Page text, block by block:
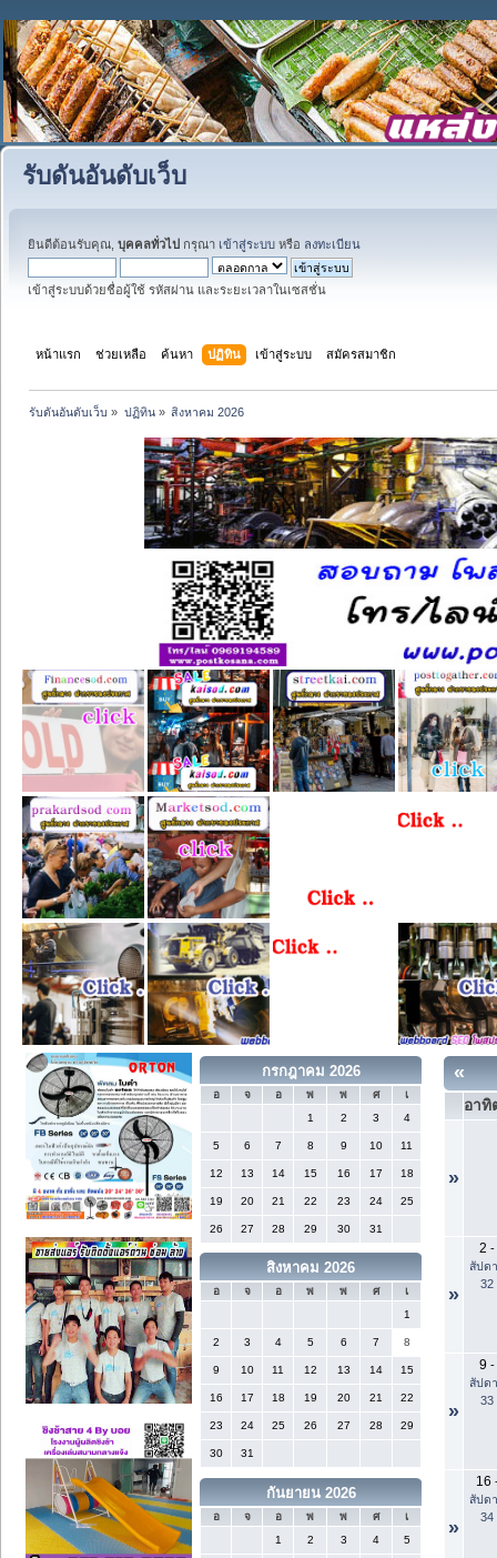
รับดันอันดับเว็บ
ยินดีต้อนรับคุณ, บุคคลทั่วไป กรุณา เข้าสู่ระบบ หรือ ลงทะเบียน
เข้าสู่ระบบด้วยชื่อผู้ใช้ รหัสผ่าน และระยะเวลาในเซสชั่น
หน้าแรก ช่วยเหลือ ค้นหา ปฏิทิน เข้าสู่ระบบ สมัครสมาชิก
รับดันอันดับเว็บ » ปฏิทิน» สิงหาคม 2026
กรกฎาคม 2026
อ จ อ พ พ ศ
เ
1
2 3 4
5 6 7 8 9 10 11
12 13 14 15 16 17 18
19 20 21 22 23 24 25
26 27 28 29 30 31
สิงหาคม 2026
อ จ อ พ พ ศ
เ
1
2 3 4 5 6 7 8
9 10 11 12 13 14 15
16 17 18 19 20 21 22
23 24 25 26 27 28 29
30 31
กันยายน 2026
อ จ อ พ พ ศ
เ
1
2 3 4 5
«
อาทิ
»
»
2 -
สัปด
32
»
9 -
สัปด
33
»
16
สัปด
34